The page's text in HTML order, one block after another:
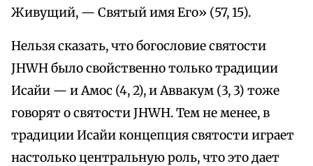
Живущий, — Святый имя Его» (57, 15).
Нельзя сказать, что богословие святости
JHWH было свойственно только традиции
Исайи — и Амос (4, 2), и Аввакум (3, 3) тоже
говорят о святости JHWH. Тем не менее, в
традиции Исайи концепция святости играет
настолько центральную роль, что это дает